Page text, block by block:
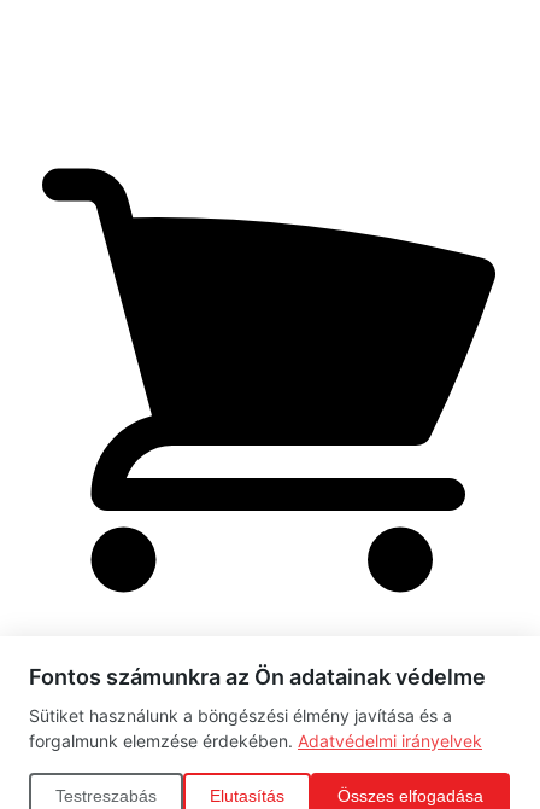
Fontos számunkra az Ön adatainak védelme
Sütiket használunk a böngészési élmény javítása és a
forgalmunk elemzése érdekében. Adatvédelmi irányelvek
Testreszabás Elutasítás Összes elfogadása
Rendelés leadása folyamatban
Kérjük, várj türelemmel...
Adatok ellenőrzése
Fizetés feldolgozása